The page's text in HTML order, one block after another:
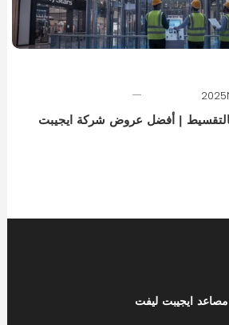
| أفضل عروض شركة ايجيبت
ايجيبت ليفت